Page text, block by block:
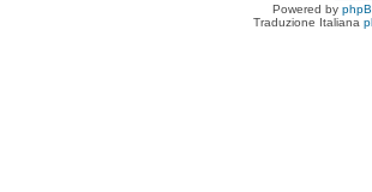
Powered by
Traduzione Italiana